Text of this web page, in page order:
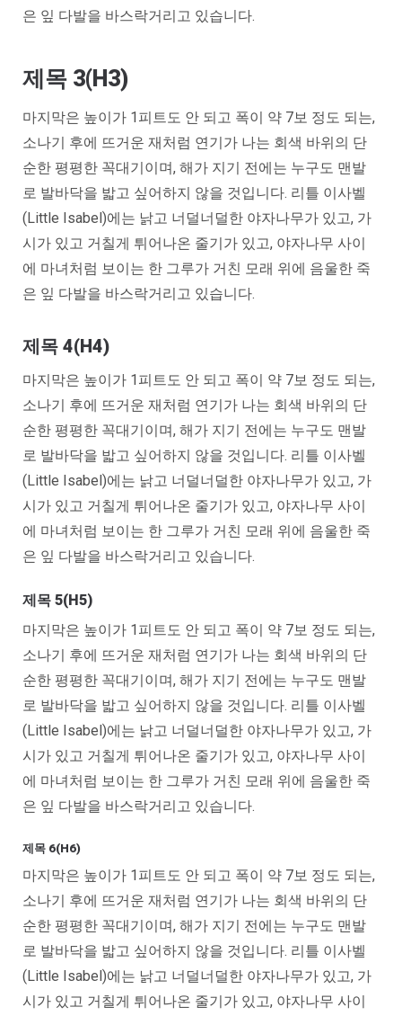
은 잎 다발을 바스락거리고 있습니다.
제목 3(H3)
마지막은 높이가 1피트도 안 되고 폭이 약 7보 정도 되는,
소나기 후에 뜨거운 재처럼 연기가 나는 회색 바위의 단
순한 평평한 꼭대기이며, 해가 지기 전에는 누구도 맨발
로 발바닥을 밟고 싶어하지 않을 것입니다. 리틀 이사벨
(Little Isabel)에는 낡고 너덜너덜한 야자나무가 있고, 가
시가 있고 거칠게 튀어나온 줄기가 있고, 야자나무 사이
에 마녀처럼 보이는 한 그루가 거친 모래 위에 음울한 죽
은 잎 다발을 바스락거리고 있습니다.
제목 4(H4)
마지막은 높이가 1피트도 안 되고 폭이 약 7보 정도 되는,
소나기 후에 뜨거운 재처럼 연기가 나는 회색 바위의 단
순한 평평한 꼭대기이며, 해가 지기 전에는 누구도 맨발
로 발바닥을 밟고 싶어하지 않을 것입니다. 리틀 이사벨
(Little Isabel)에는 낡고 너덜너덜한 야자나무가 있고, 가
시가 있고 거칠게 튀어나온 줄기가 있고, 야자나무 사이
에 마녀처럼 보이는 한 그루가 거친 모래 위에 음울한 죽
은 잎 다발을 바스락거리고 있습니다.
제목 5(H5)
마지막은 높이가 1피트도 안 되고 폭이 약 7보 정도 되는,
소나기 후에 뜨거운 재처럼 연기가 나는 회색 바위의 단
순한 평평한 꼭대기이며, 해가 지기 전에는 누구도 맨발
로 발바닥을 밟고 싶어하지 않을 것입니다. 리틀 이사벨
(Little Isabel)에는 낡고 너덜너덜한 야자나무가 있고, 가
시가 있고 거칠게 튀어나온 줄기가 있고, 야자나무 사이
에 마녀처럼 보이는 한 그루가 거친 모래 위에 음울한 죽
은 잎 다발을 바스락거리고 있습니다.
제목 6(H6)
마지막은 높이가 1피트도 안 되고 폭이 약 7보 정도 되는,
소나기 후에 뜨거운 재처럼 연기가 나는 회색 바위의 단
순한 평평한 꼭대기이며, 해가 지기 전에는 누구도 맨발
로 발바닥을 밟고 싶어하지 않을 것입니다. 리틀 이사벨
(Little Isabel)에는 낡고 너덜너덜한 야자나무가 있고, 가
시가 있고 거칠게 튀어나온 줄기가 있고, 야자나무 사이